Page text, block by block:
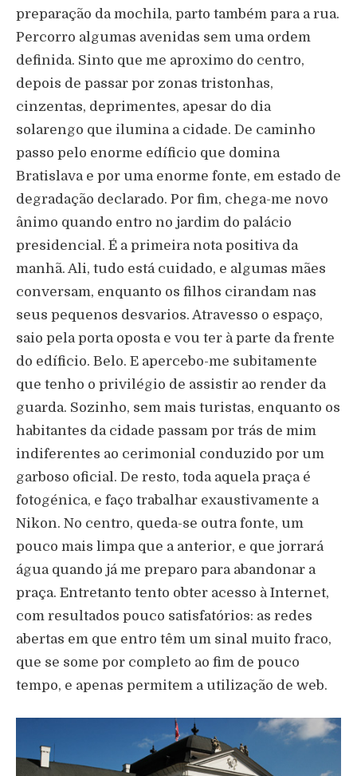
preparação da mochila, parto também para a rua.
Percorro algumas avenidas sem uma ordem
definida. Sinto que me aproximo do centro,
depois de passar por zonas tristonhas,
cinzentas, deprimentes, apesar do dia
solarengo que ilumina a cidade. De caminho
passo pelo enorme edíficio que domina
Bratislava e por uma enorme fonte, em estado de
degradação declarado. Por fim, chega-me novo
ânimo quando entro no jardim do palácio
presidencial. É a primeira nota positiva da
manhã. Ali, tudo está cuidado, e algumas mães
conversam, enquanto os filhos cirandam nas
seus pequenos desvarios. Atravesso o espaço,
saio pela porta oposta e vou ter à parte da frente
do edíficio. Belo. E apercebo-me subitamente
que tenho o privilégio de assistir ao render da
guarda. Sozinho, sem mais turistas, enquanto os
habitantes da cidade passam por trás de mim
indiferentes ao cerimonial conduzido por um
garboso oficial. De resto, toda aquela praça é
fotogénica, e faço trabalhar exaustivamente a
Nikon. No centro, queda-se outra fonte, um
pouco mais limpa que a anterior, e que jorrará
água quando já me preparo para abandonar a
praça. Entretanto tento obter acesso à Internet,
com resultados pouco satisfatórios: as redes
abertas em que entro têm um sinal muito fraco,
que se some por completo ao fim de pouco
tempo, e apenas permitem a utilização de web.